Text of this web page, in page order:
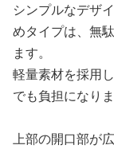
シンプルなデザ
めタイプは、無
ます。
軽量素材を採用
でも負担になりま
上部の開口部が